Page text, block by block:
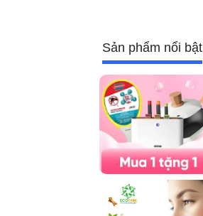
Sản phẩm nổi bật